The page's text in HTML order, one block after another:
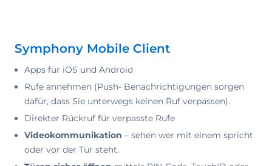
Symphony Mobile Client
Apps für iOS und Android
Rufe annehmen (Push- Benachrichtigungen sorgen
dafür, dass Sie unterwegs keinen Ruf verpassen).
Direkter Rückruf für verpasste Rufe
Videokommunikation – sehen wer mit einem spricht
oder vor der Tür steht.